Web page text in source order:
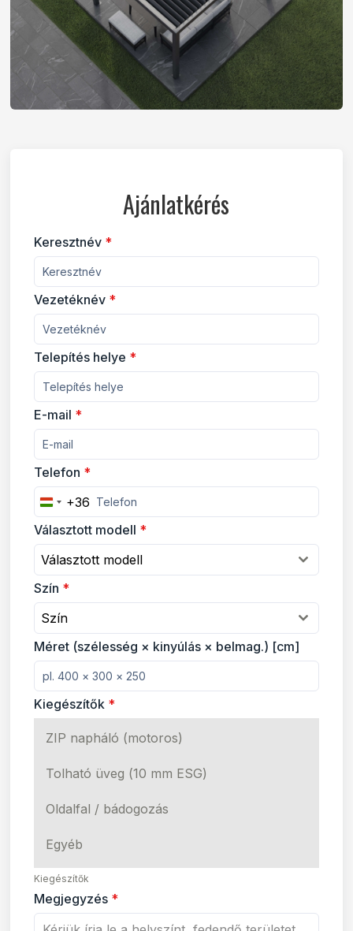
Ajánlatkérés
Keresztnév *
Vezetéknév *
Telepítés helye *
E-mail *
Telefon *
Hungary +36
+36
Választott modell *
Választott modell
Szín *
Szín
Méret (szélesség × kinyúlás × belmag.) [cm]
Kiegészítők *
ZIP napháló (motoros)
Tolható üveg (10 mm ESG)
Oldalfal / bádogozás
Egyéb
Kiegészítők
Megjegyzés *